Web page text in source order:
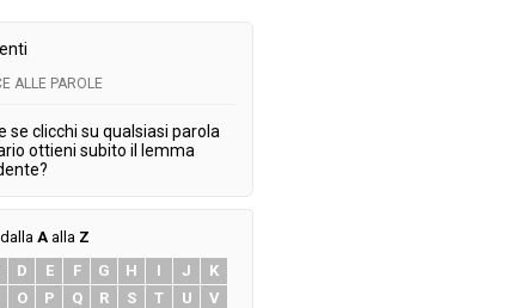
ALLE PAROLE
se clicchi su qualsiasi parola
ottieni subito il lemma
A alla Z
D E F G H I J
K
O P Q R S T U
V